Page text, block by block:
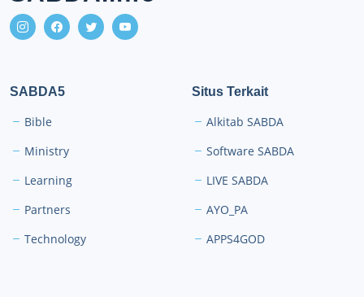
SABDA5
Bible
Ministry
Learning
Partners
Technology
Situs Terkait
Alkitab SABDA
Software SABDA
LIVE SABDA
AYO_PA
APPS4GOD